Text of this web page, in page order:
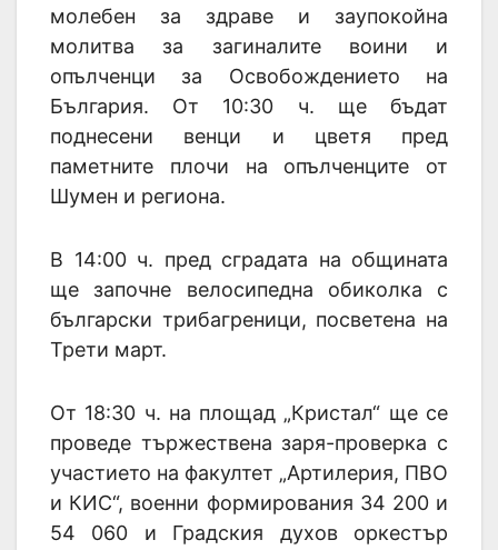
молебен за здраве и заупокойна
молитва за загиналите воини и
опълченци за Освобождението на
България. От 10:30 ч. ще бъдат
поднесени венци и цветя пред
паметните плочи на опълченците от
Шумен и региона.
В 14:00 ч. пред сградата на общината
ще започне велосипедна обиколка с
български трибагреници, посветена на
Трети март.
От 18:30 ч. на площад „Кристал“ ще се
проведе тържествена заря-проверка с
участието на факултет „Артилерия, ПВО
и КИС“, военни формирования 34 200 и
54 060 и Градския духов оркестър